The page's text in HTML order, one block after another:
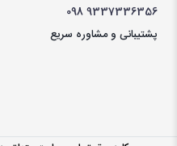
0989337336356
پشتیبانی و مشاوره سریع